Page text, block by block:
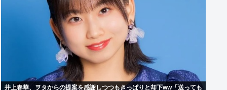
井上春華、ヲタからの提案を感謝しつつもきっぱりと却下ww「送っても